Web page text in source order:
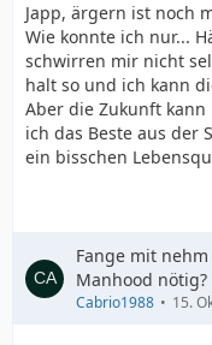
Japp, ärgern ist noch
Wie konnte ich nur...
schwirren mir nicht
halt so und ich kann
Aber die Zukunft
ich das Beste aus der
ein bisschen
Fange mit
Manhood nötig?
Cabrio1988 15.